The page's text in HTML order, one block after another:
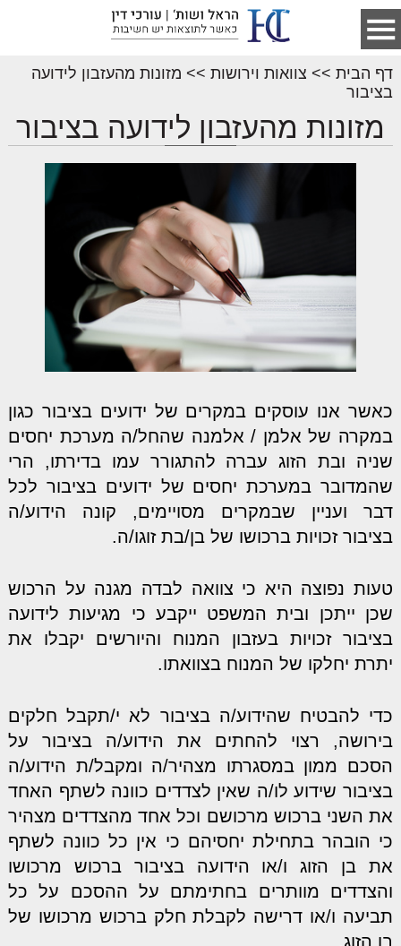
דף הבית>> צוואות וירושות>> מזונות מהעזבון לידועה
בציבור
מזונות מהעזבון לידועה בציבור
כאשר אנו עוסקים במקרים של ידועים בציבור כגון
במקרה של אלמן / אלמנה שהחל/ה מערכת יחסים
שניה ובת הזוג עברה להתגורר עמו בדירתו, הרי
שהמדובר במערכת יחסים של ידועים בציבור לכל
דבר ועניין שבמקרים מסויימים, קונה הידוע/ה
בציבור זכויות ברכושו של בן/בת זוגו/ה.
טעות נפוצה היא כי צוואה לבדה מגנה על הרכוש
שכן ייתכן ובית המשפט ייקבע כי מגיעות לידועה
בציבור זכויות בעזבון המנוח והיורשים יקבלו את
יתרת יחלקו של המנוח בצוואתו.
כדי להבטיח שהידוע/ה בציבור לא י/תקבל חלקים
בירושה, רצוי להחתים את הידוע/ה בציבור על
הסכם ממון במסגרתו מצהיר/ה ומקבל/ת הידוע/ה
בציבור שידוע לו/ה שאין לצדדים כוונה לשתף האחד
את השני ברכוש מרכושם וכל אחד מהצדדים מצהיר
כי הובהר בתחילת יחסיהם כי אין כל כוונה לשתף
את בן הזוג ו/או הידועה בציבור ברכוש מרכושו
והצדדים מוותרים בחתימתם על ההסכם על כל
תביעה ו/או דרישה לקבלת חלק ברכוש מרכושו של
בן הזוג.